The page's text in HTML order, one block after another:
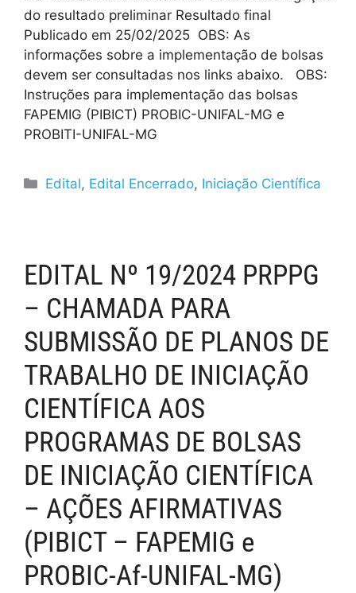
do resultado preliminar Resultado final
Publicado em 25/02/2025 OBS: As
informações sobre a implementação de bolsas
devem ser consultadas nos links abaixo. OBS:
Instruções para implementação das bolsas
FAPEMIG (PIBICT) PROBIC-UNIFAL-MG e
PROBITI-UNIFAL-MG
Edital, Edital Encerrado, Iniciação Científica
EDITAL Nº 19/2024 PRPPG
– CHAMADA PARA
SUBMISSÃO DE PLANOS DE
TRABALHO DE INICIAÇÃO
CIENTÍFICA AOS
PROGRAMAS DE BOLSAS
DE INICIAÇÃO CIENTÍFICA
– AÇÕES AFIRMATIVAS
(PIBICT – FAPEMIG e
PROBIC-Af-UNIFAL-MG)